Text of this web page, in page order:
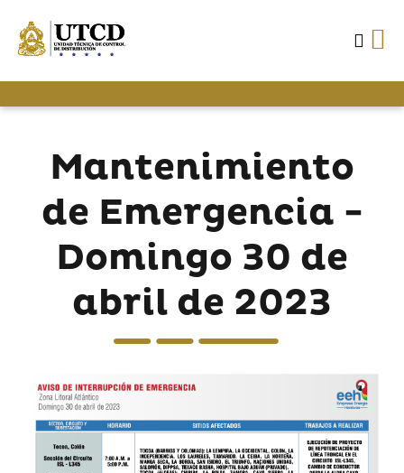
Mantenimiento
de Emergencia -
Domingo 30 de
abril de 2023